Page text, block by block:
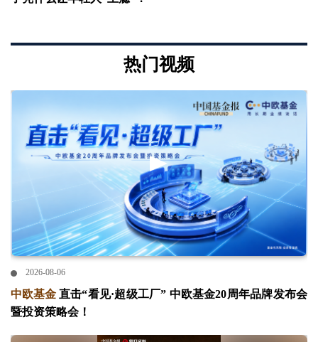
热门视频
2026-08-06
中欧基金 直击“看见·超级工厂” 中欧基金20周年品牌发布会
暨投资策略会！